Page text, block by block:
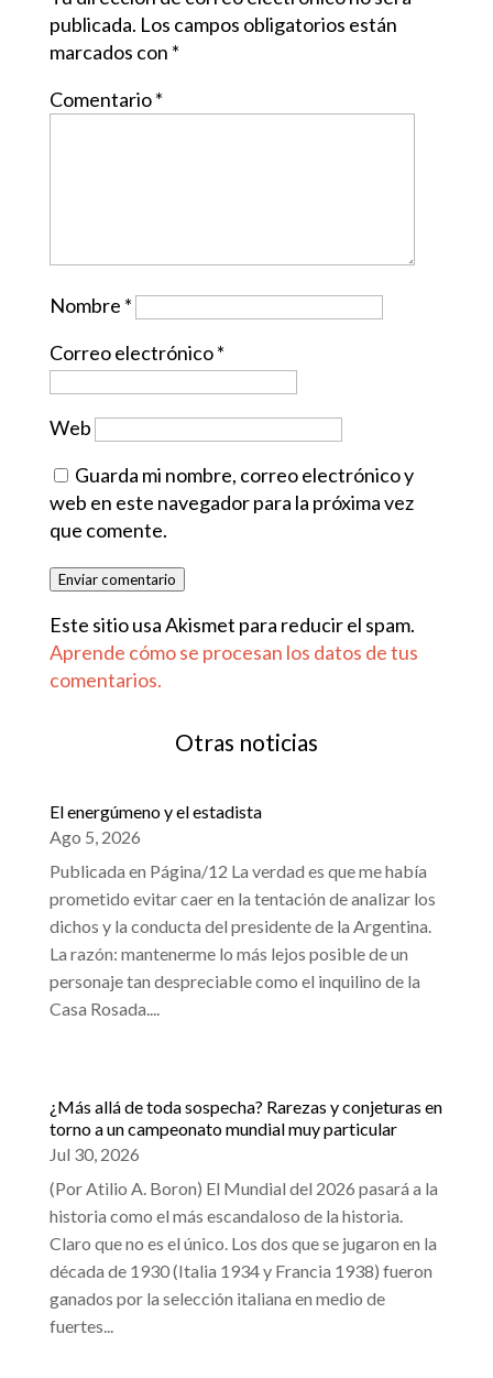
publicada. Los campos obligatorios están
marcados con *
Comentario*
Nombre *
Correo electrónico*
Web
Guarda mi nombre, correo electrónico y
web en este navegador para la próxima vez
que comente.
Enviar comentario
Este sitio usa Akismet para reducir el spam.
Aprende cómo se procesan los datos de tus
comentarios.
Otras noticias
El energúmeno y el estadista
Ago 5, 2026
Publicada en Página/12 La verdad es que me había
prometido evitar caer en la tentación de analizar los
dichos y la conducta del presidente de la Argentina.
La razón: mantenerme lo más lejos posible de un
personaje tan despreciable como el inquilino de la
Casa Rosada....
¿Más allá de toda sospecha? Rarezas y conjeturas en
torno a un campeonato mundial muy particular
Jul 30, 2026
(Por Atilio A. Boron) El Mundial del 2026 pasará a la
historia como el más escandaloso de la historia.
Claro que no es el único. Los dos que se jugaron en la
década de 1930 (Italia 1934 y Francia 1938) fueron
ganados por la selección italiana en medio de
fuertes...